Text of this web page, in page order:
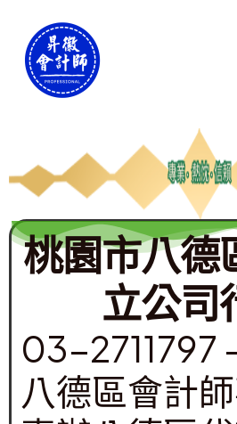
桃園市八德
立公司
03-2711797
八德區會計